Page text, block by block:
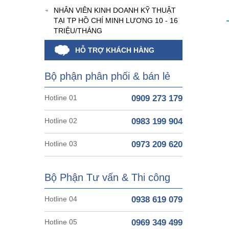
NHÂN VIÊN KINH DOANH KỸ THUẬT
TẠI TP HỒ CHÍ MINH LƯƠNG 10 - 16
TRIỆU/THÁNG
HỖ TRỢ KHÁCH HÀNG
Bộ phận phân phối & bán lẻ
Hotline 01 0909 273 179
Hotline 02 0983 199 904
Hotline 03 0973 209 620
Bộ Phận Tư vấn & Thi công
Hotline 04 0938 619 079
Hotline 05 0969 349 499